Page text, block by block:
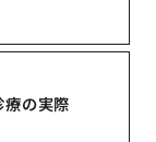
の実際